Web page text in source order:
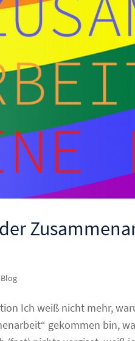
Blog
Ich weiß nicht mehr,
gekommen bin,